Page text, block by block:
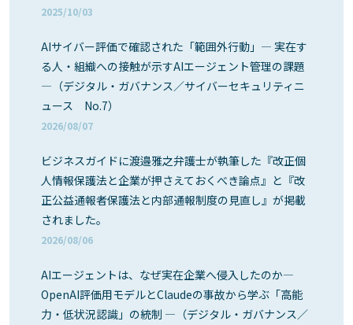
2025/10/03
AIサイバー評価で確認された「範囲外行動」― 実在す
る人・組織への接触が示すAIエージェント管理の課題
―（デジタル・ガバナンス／サイバーセキュリティニ
ュース No.7）
2026/08/07
ビジネスガイドに渡邉雅之弁護士が執筆した『改正個
人情報保護法と企業が押さえておくべき論点』と『改
正公益通報者保護法と内部通報制度の見直し』が掲載
されました。
2026/08/06
AIエージェントは、なぜ実在企業へ侵入したのか―
OpenAI評価用モデルとClaudeの事故から学ぶ「高能
力・低状況認識」の統制 ―（デジタル・ガバナンス／